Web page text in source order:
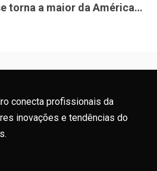
torna a maior da América
conecta profissionais da
inovações e tendências do